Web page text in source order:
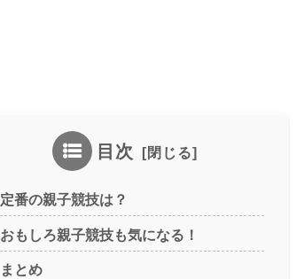
目次
定番の親子競技は？
おもしろ親子競技も気になる！
まとめ